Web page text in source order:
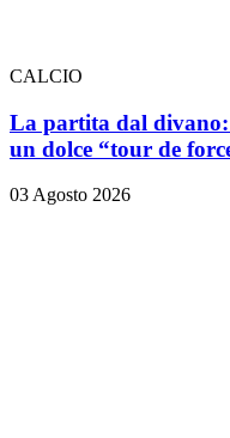
CALCIO
La partita dal
un dolce “tour de
03 Agosto 2026